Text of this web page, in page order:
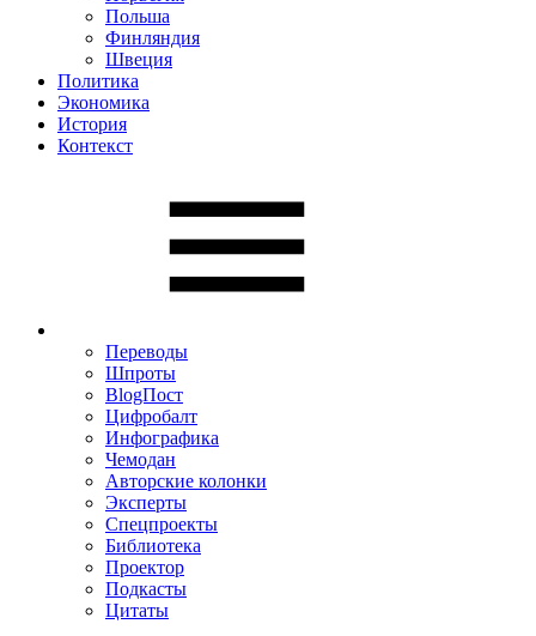
Польша
Финляндия
Швеция
Политика
Экономика
История
Контекст
Переводы
Шпроты
BlogПост
Цифробалт
Инфографика
Чемодан
Авторские колонки
Эксперты
Спецпроекты
Библиотека
Проектор
Подкасты
Цитаты